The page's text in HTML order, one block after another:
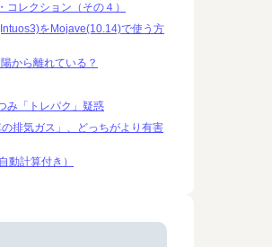
コレクション（その４）
をMojave(10.14)で使う方
から離れている？
み「トレパク」疑惑
の排気ガス」、どっちがより有害
動計算付き）